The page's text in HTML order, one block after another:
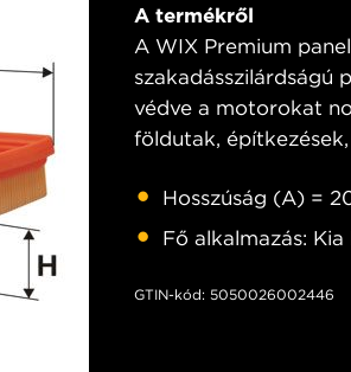
A termékről
A WIX Premium
szakadásszilárdságú
védve a motorokat
földutak,
Hosszúság (A) =
Fő alkalmazás:
GTIN-kód: 5050026002446